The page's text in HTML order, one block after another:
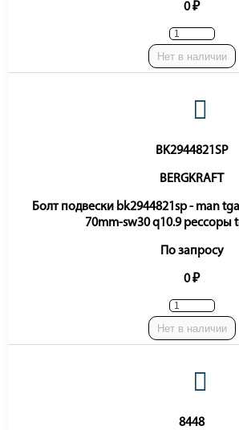
0 ₽
Нет в наличии
BK2944821SP
BERGKRAFT
Болт подвески bk2944821sp - man
70mm-sw30 q10.9 рессоры
По запросу
0 ₽
Нет в наличии
8448